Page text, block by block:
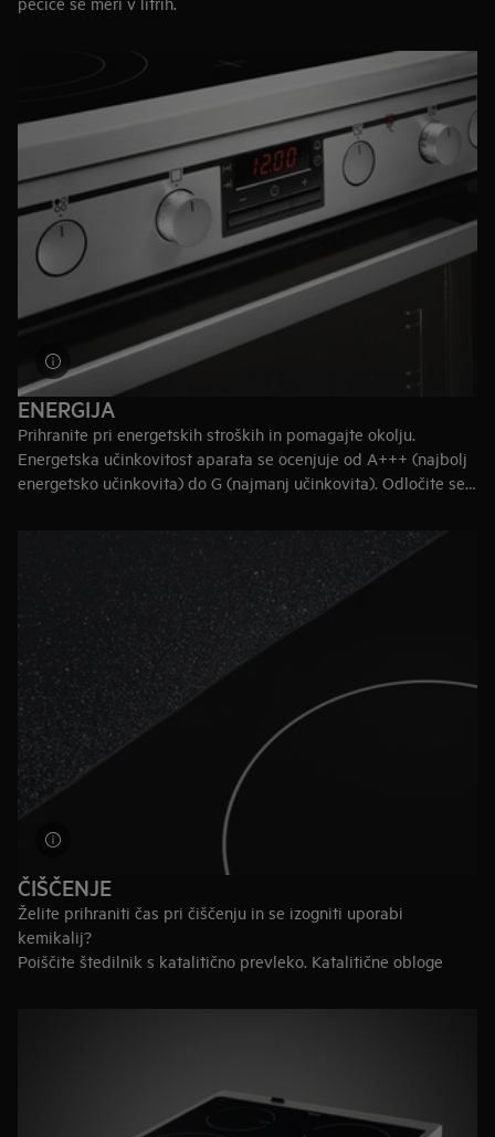
ustrezno za gospodinjstvo s tremi ali štirimi člani
Večina štedilnikov AEG ima dvojno pečico, zato lahko kuhate
in pečete istočasno. Pogosta praksa pri ogledu štedilnikov z
dvojno pečico je primerjava njihovih največjih razdelkov.
Povečajte svojo kapaciteto kuhanja z izborom aparata,
ki ima dodatne rešetke v pečici.
ENERGIJA
Prihranite pri energetskih stroških in pomagajte okolju.
Energetska učinkovitost aparata se ocenjuje od A+++ (najbolj
energetsko učinkovita) do G (najmanj učinkovita). Odločite se
ČIŠČENJE
Želite prihraniti čas pri čiščenju in se izogniti uporabi
kemikalij?
Poiščite štedilnik s katalitično prevleko. Katalitične obloge
230 °C. Pepel preprosto obrišite in pečica bo čista.